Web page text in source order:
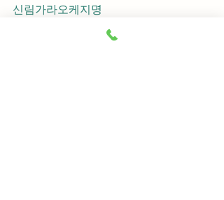
신림가라오케지명
신림가라오케차이사